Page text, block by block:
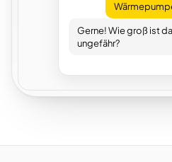
Gerne! Wie groß ist
ungefähr?